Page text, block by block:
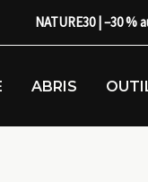
NATURE30 | –30 %
ABRIS